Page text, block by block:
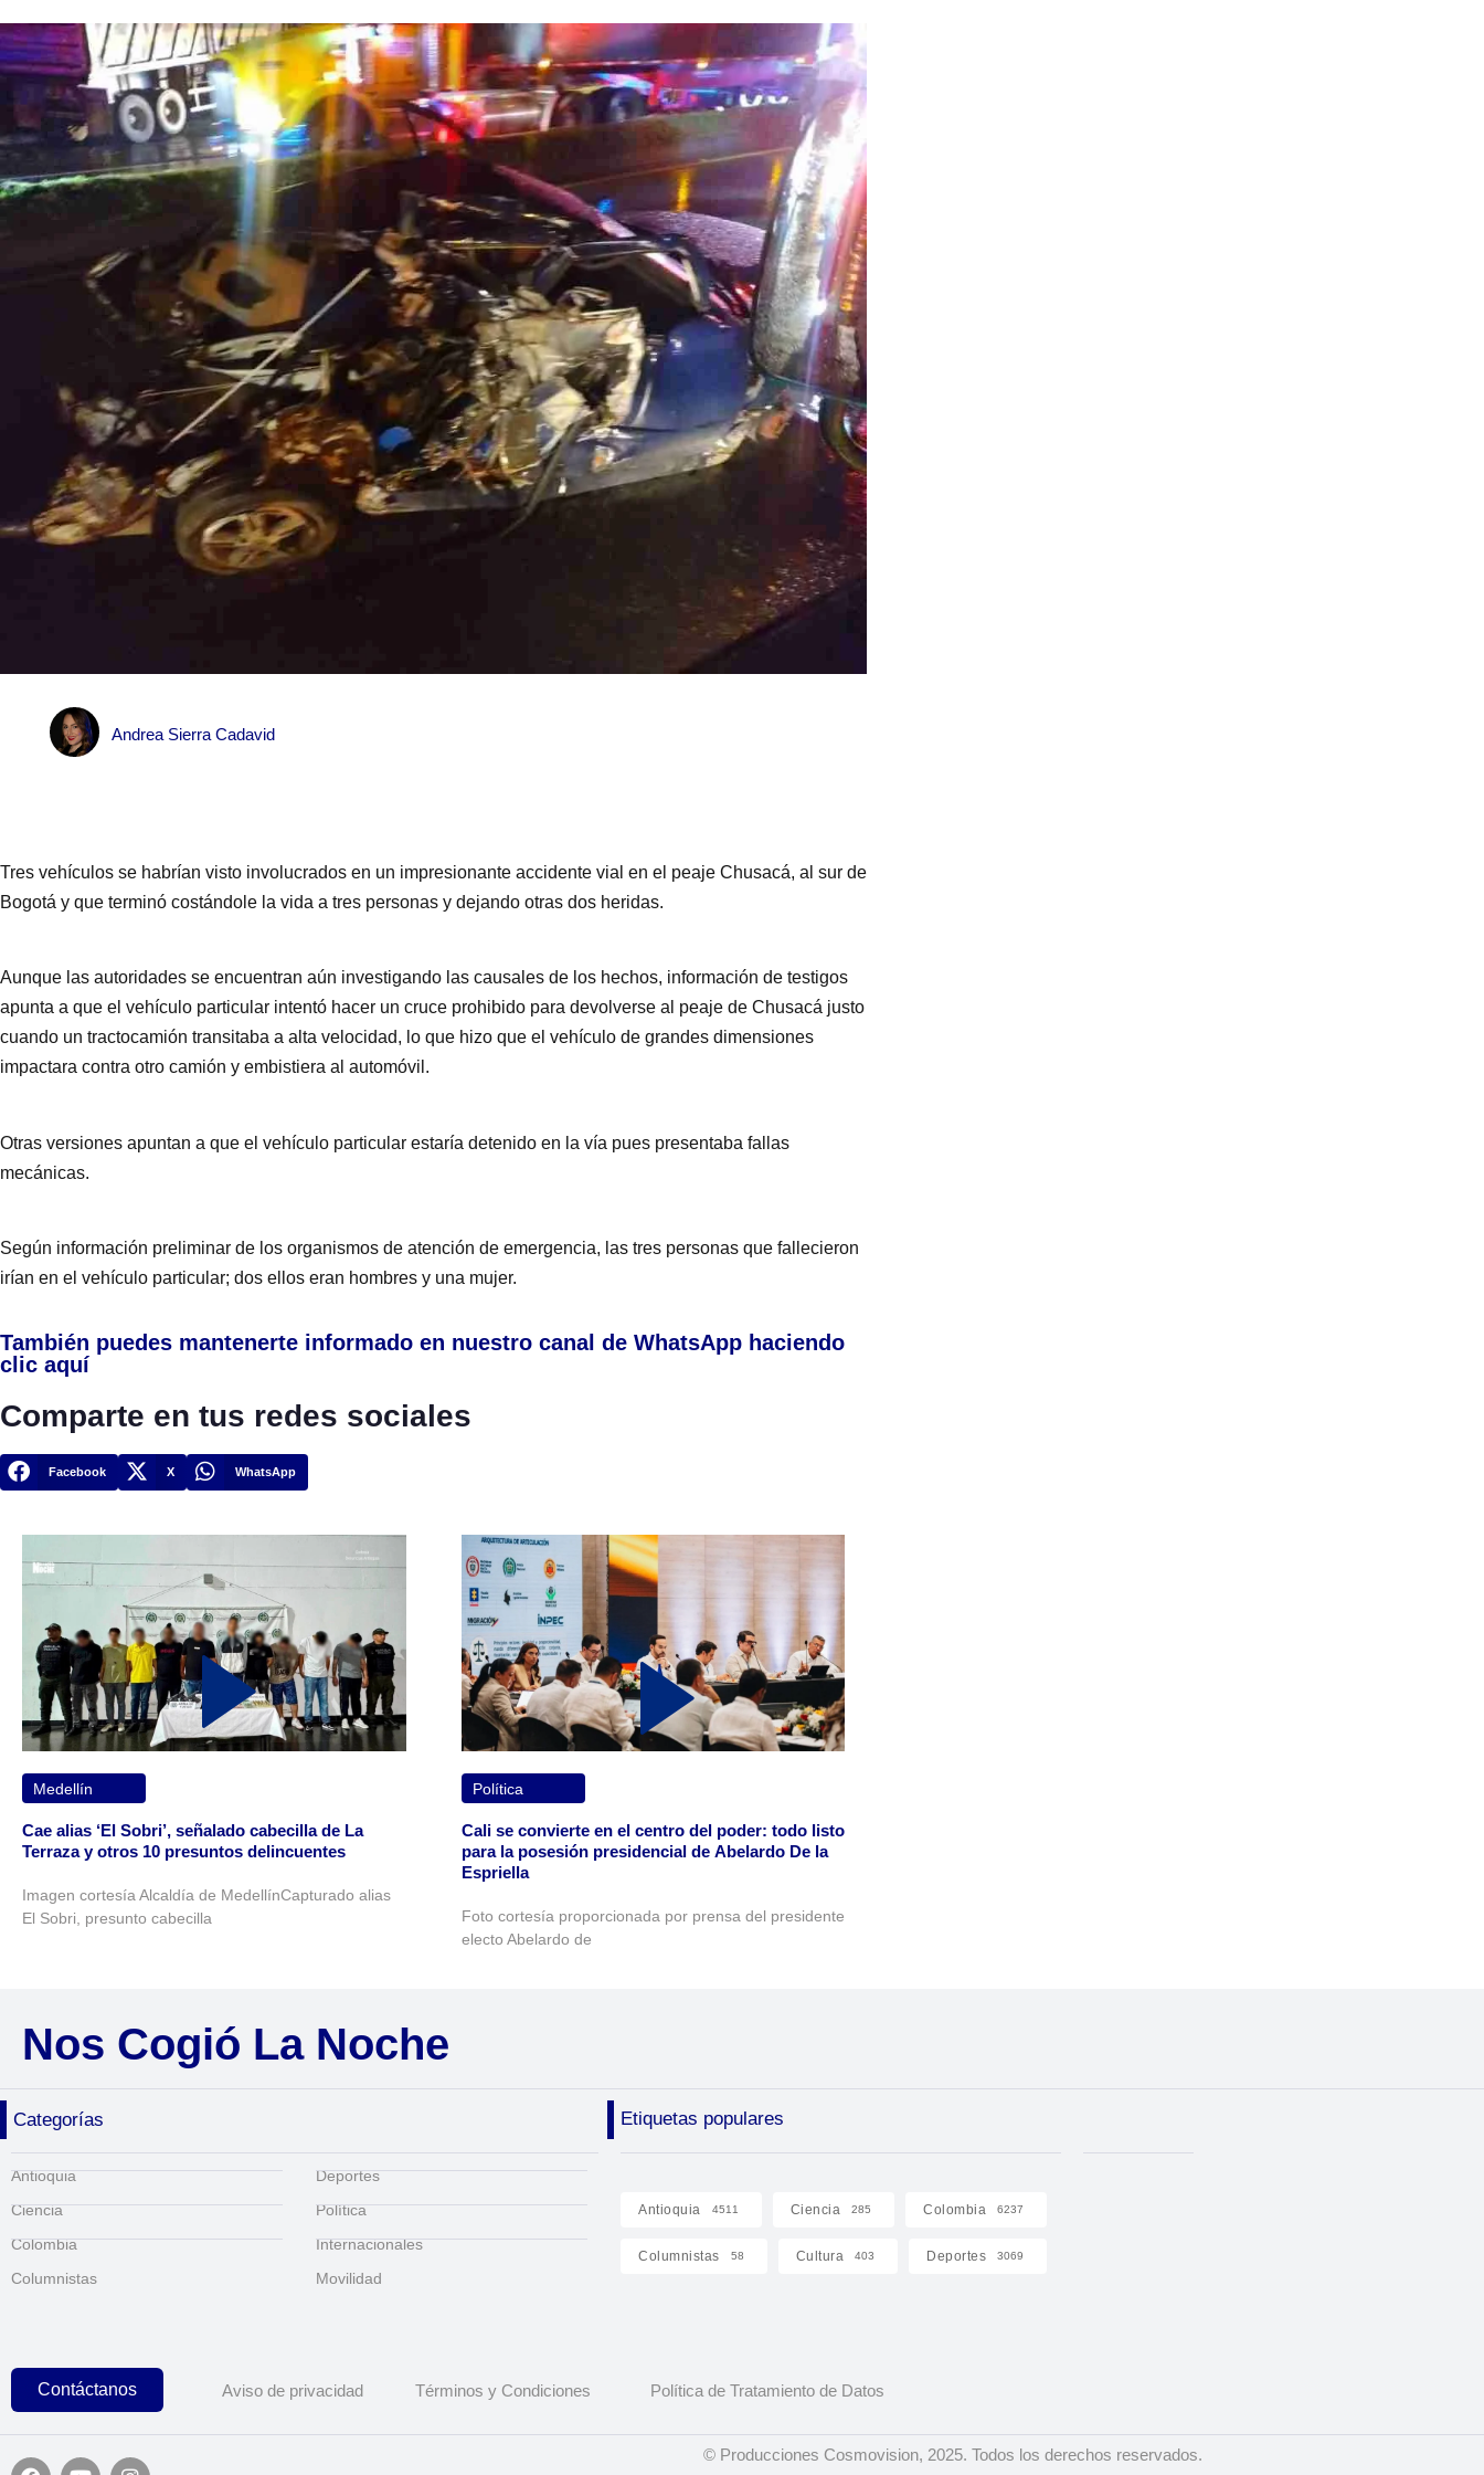
Andrea Sierra Cadavid
Tres vehículos se habrían visto involucrados en un impresionante accidente vial en el peaje Chusacá, al sur de
Bogotá y que terminó costándole la vida a tres personas y dejando otras dos heridas.
Aunque las autoridades se encuentran aún investigando las causales de los hechos, información de testigos
apunta a que el vehículo particular intentó hacer un cruce prohibido para devolverse al peaje de Chusacá justo
cuando un tractocamión transitaba a alta velocidad, lo que hizo que el vehículo de grandes dimensiones
impactara contra otro camión y embistiera al automóvil.
Otras versiones apuntan a que el vehículo particular estaría detenido en la vía pues presentaba fallas
mecánicas.
Según información preliminar de los organismos de atención de emergencia, las tres personas que fallecieron
irían en el vehículo particular; dos ellos eran hombres y una mujer.
También puedes mantenerte informado en nuestro canal de WhatsApp haciendo
clic aquí
Comparte en tus redes sociales
Facebook X WhatsApp
Medellín
Cae alias ‘El Sobri’, señalado cabecilla de La
Terraza y otros 10 presuntos delincuentes
Imagen cortesía Alcaldía de MedellínCapturado alias
El Sobri, presunto cabecilla
Política
Cali se convierte en el centro del poder: todo listo
para la posesión presidencial de Abelardo De la
Espriella
Foto cortesía proporcionada por prensa del presidente
electo Abelardo de
Nos Cogió La Noche
Categorías Etiquetas populares
Antioquia
Ciencia
Colombia
Columnistas
Deportes
Política
Internacionales
Movilidad
Antioquia 4511 Ciencia 285 Colombia 6237
Columnistas 58 Cultura 403 Deportes 3069
Contáctanos Aviso de privacidad Términos y Condiciones Política de Tratamiento de Datos
© Producciones Cosmovision, 2025. Todos los derechos reservados.